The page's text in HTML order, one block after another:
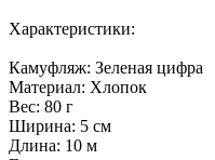
Характеристики:
Камуфляж: Зеленая цифра
Материал: Хлопок
Вес: 80 г
Ширина: 5 см
Длина: 10 м